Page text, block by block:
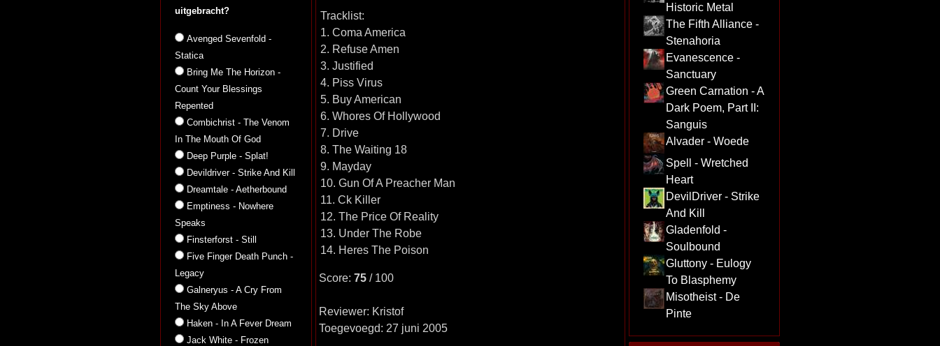
uitgebracht?
Avenged Sevenfold -
Statica
Bring Me The Horizon -
Count Your Blessings
Repented
Combichrist - The Venom
In The Mouth Of God
Deep Purple - Splat!
Devildriver - Strike And Kill
Dreamtale - Aetherbound
Emptiness - Nowhere
Speaks
Finsterforst - Still
Five Finger Death Punch -
Legacy
Galneryus - A Cry From
The Sky Above
Haken - In A Fever Dream
Jack White - Frozen
Tracklist:
1. Coma America
2. Refuse Amen
3. Justified
4. Piss Virus
5. Buy American
6. Whores Of Hollywood
7. Drive
8. The Waiting 18
9. Mayday
10. Gun Of A Preacher Man
11. Ck Killer
12. The Price Of Reality
13. Under The Robe
14. Heres The Poison
Score: 75/ 100
Reviewer: Kristof
Toegevoegd: 27 juni 2005
Historic Metal
The Fifth Alliance -
Stenahoria
Evanescence -
Sanctuary
Green Carnation - A
Dark Poem, Part II:
Sanguis
Alvader - Woede
Spell - Wretched
Heart
DevilDriver - Strike
And Kill
Gladenfold -
Soulbound
Gluttony - Eulogy
To Blasphemy
Misotheist - De
Pinte